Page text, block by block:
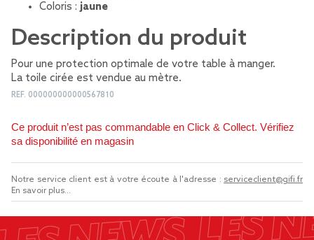
Coloris : jaune
Description du produit
Pour une protection optimale de votre table à manger.
La toile cirée est vendue au mètre.
REF. 000000000000567810
Ce produit n’est pas commandable en Click & Collect. Vérifiez
sa disponibilité en magasin
Notre service client est à votre écoute à l'adresse : serviceclient@gifi.fr
En savoir plus...